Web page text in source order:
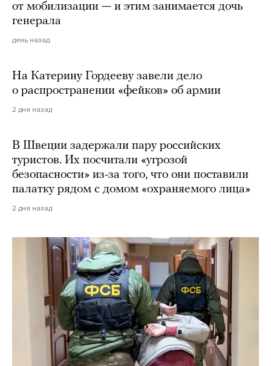
от мобилизации — и этим занимается дочь
генерала
день назад
На Катерину Гордееву завели дело
о распространении «фейков» об армии
2 дня назад
В Швеции задержали пару российских
туристов. Их посчитали «угрозой
безопасности» из-за того, что они поставили
палатку рядом с домом «охраняемого лица»
2 дня назад